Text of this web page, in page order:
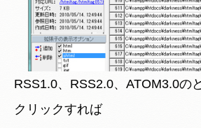
RSS1.0、RSS2.0、ATOM3.0の
クリックすれば